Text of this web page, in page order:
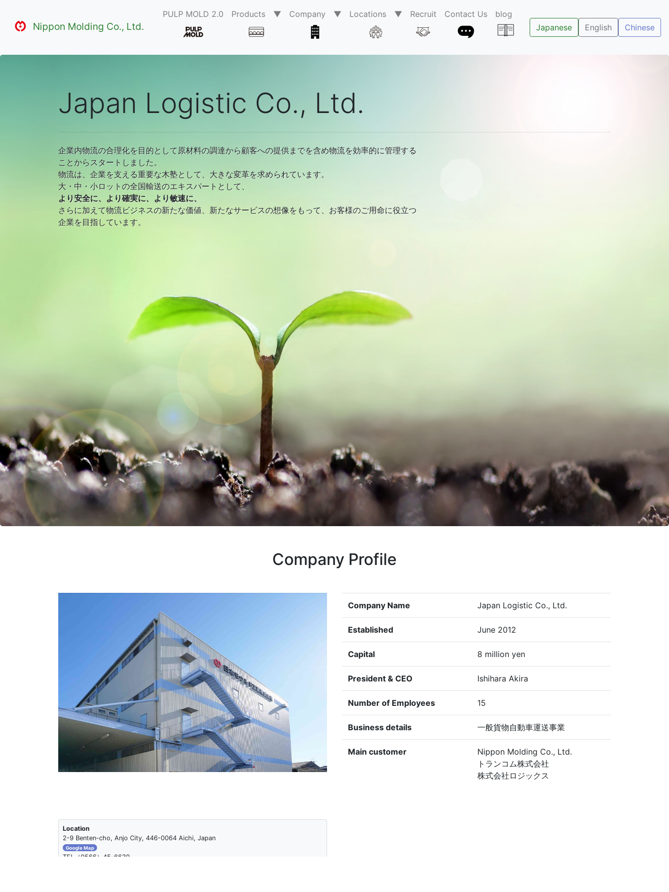
Nippon Molding Co., Ltd.
PULP MOLD 2.0 Products ▼ Company ▼ Locations ▼ Recruit Contact Us
blog
Japanese
English Chinese
Japan Logistic Co., Ltd.
企業内物流の合理化を目的として原材料の調達から顧客への提供までを含め物流を効率的に管理する
ことからスタートしました。
物流は、企業を支える重要な木塾として、大きな変革を求められています。
大・中・小ロットの全国輸送のエキスパートとして、
より安全に、より確実に、より敏速に、
さらに加えて物流ビジネスの新たな価値、新たなサービスの想像をもって、お客様のご用命に役立つ
企業を目指しています。
Company Profile
Company Name Japan Logistic Co., Ltd.
Established June 2012
Capital 8 million yen
President & CEO Ishihara Akira
Number of Employees 15
Business details 一般貨物自動車運送事業
Main customer
Nippon Molding Co., Ltd.
トランコム株式会社
株式会社ロジックス
Location
2-9 Benten-cho, Anjo City, 446-0064 Aichi, Japan
Google Map
TEL（0566）45-6639